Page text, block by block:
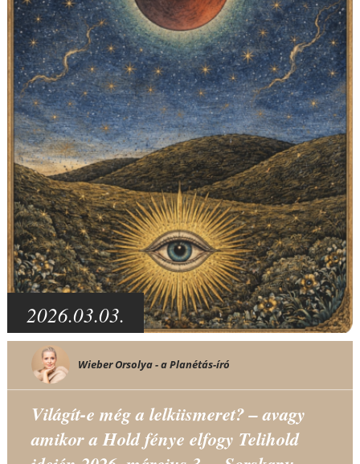
2026.03.03.
Wieber Orsolya - a Planétás-író
Világít-e még a lelkiismeret? – avagy
amikor a Hold fénye elfogy Telihold